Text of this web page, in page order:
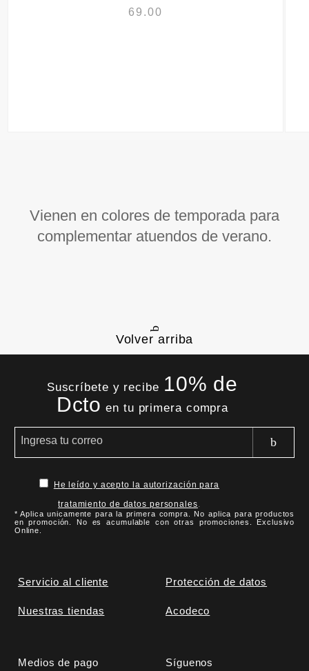
69.00
Vienen en colores de temporada para
complementar atuendos de verano.
Volver arriba
Suscríbete y recibe 10% de
Dcto en tu primera compra
He leído y acepto la autorización para
tratamiento de datos personales.
* Aplica unicamente para la primera compra. No aplica para productos
en promoción. No es acumulable con otras promociones. Exclusivo
Online.
Servicio al cliente Protección de datos
Nuestras tiendas Acodeco
Medios de pago Síguenos